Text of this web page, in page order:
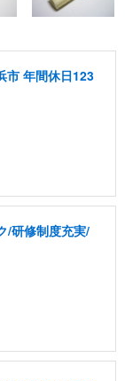
市 年間休日123
/研修制度充実/